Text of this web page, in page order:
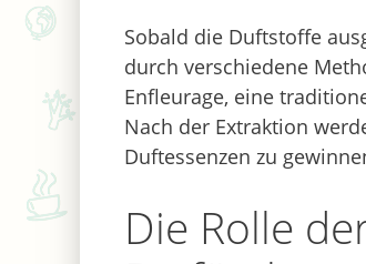
Sobald die Duftstoffe
durch verschiedene
Enfleurage, eine
Nach der Extraktion
Duftessenzen zu
Die Rolle